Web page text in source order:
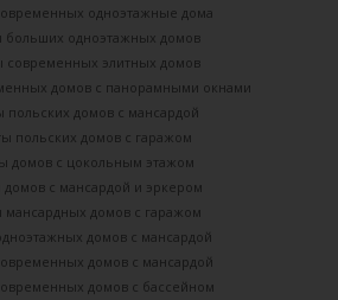
одноэтажные дома
больших одноэтажных домов
современных элитных домов
домов с панорамными окнами
польских домов с мансардой
польских домов с гаражом
домов с цокольным этажом
с мансардой и эркером
мансардных домов с гаражом
домов с мансардой
домов с мансардой
домов с бассейном